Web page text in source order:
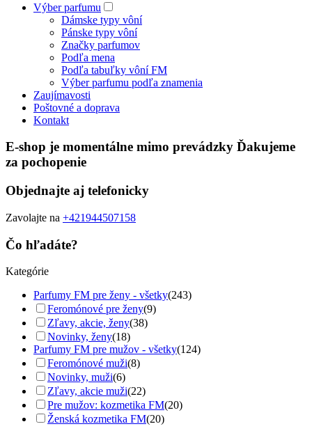
Výber parfumu
Dámske typy vôní
Pánske typy vôní
Značky parfumov
Podľa mena
Podľa tabuľky vôní FM
Výber parfumu podľa znamenia
Zaujímavosti
Poštovné a doprava
Kontakt
E-shop je momentálne mimo prevádzky Ďakujeme
za pochopenie
Objednajte aj telefonicky
Zavolajte na +421944507158
Čo hľadáte?
Kategórie
Parfumy FM pre ženy - všetky(243)
Feromónové pre ženy(9)
Zľavy, akcie, ženy(38)
Novinky, ženy(18)
Parfumy FM pre mužov - všetky(124)
Feromónové muži(8)
Novinky, muži(6)
Zľavy, akcie muži(22)
Pre mužov: kozmetika FM(20)
Ženská kozmetika FM(20)